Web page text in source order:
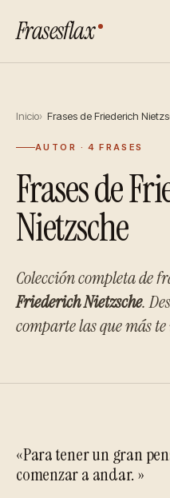
Frasesflax
Inicio Frases de Friederich
AUTOR · 4 FRASES
Frases de
Nietzsche
Colección completa de
Friederich Nietzsche.
comparte las que más
«Para tener un gran
comenzar a andar. »